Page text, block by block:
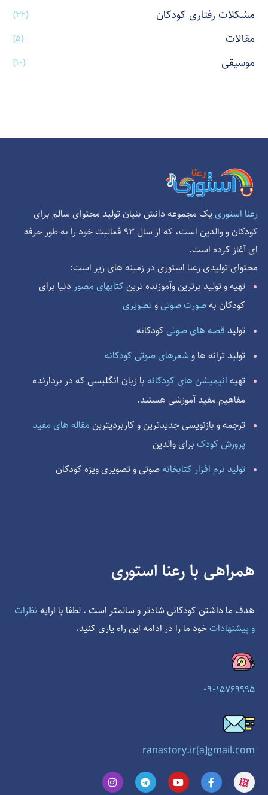
مشکلات رفتاری کودکان (۳۲)
مقالات (۵)
موسیقی (۱۰)
رعنا استوری یک مجموعه دانش بنیان تولید محتوای سالم برای
کودکان و والدین است، که از سال 93 فعالیت خود را به طور حرفه
ای آغاز کرده است.
محتوای تولیدی رعنا استوری در زمینه های زیر است:
تهیه و تولید برترین وآموزنده ترین کتابهای مصور دنیا برای
کودکان بهصورت صوتی وتصویری
تولید قصه های صوتی کودکانه
تولید ترانه ها و شعرهای صوتی کودکانه
تهیه انیمیشن های کودکانهبا زبان انگلیسی که در بردارنده
مفاهیم مفید آموزشی هستند.
ترجمه و بازنویسی جدیدترین و کاربردیترینمقاله های مفید
پرورش کودک برای والدین
تولید نرم افزار کتابخانهصوتی و تصویری ویژه کودکان
همراهی با رعنا استوری
هدف ما داشتن کودکانی شادتر و سالمتر است . لطفا با ارایه نظرات
و پیشنهادات خود ما را در ادامه این راه یاری کنید.
09015769995
ranastory.ir[a]gmail.com